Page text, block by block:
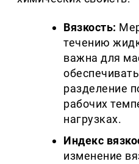
Вязкость:
течению
важна для
разделение
рабочих
нагрузках.
Индекс
изменение